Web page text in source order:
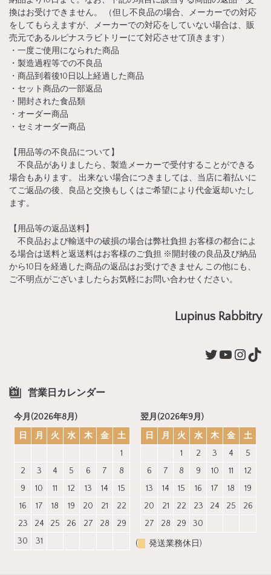
換はお受けできません。 （但し不良品の場合、メーカーでの対応
をしてもらえますが、メーカーでの対応をしていない場合は、販
売元であるルピナスラビトリーにて対応させて頂きます）
・一度ご使用になられた商品
・製造過程等での不良品
・商品到着後10日以上経過した商品
・セット商品の一部返品
・開封された食品類
・オーダー商品
・セミオーダー商品
【用品等の不良品について】
不良品がありましたら、製造メーカーで受付することができる
場合もあります。 出来ない場合につきましては、当店に着払いに
てご返品の後、良品と交換もしくはご希望により代金返却いたし
ます。
【用品等の返品送料】
不良品および輸送中の破損の場合は弊社負担 お客様の都合によ
る場合は送料と返送料はお客様のご負担 ※開封後の良品及び納品
から10日を経過した商品の返品はお受けできません この他にも、
ご不明点がございましたらお気軽にお問い合わせください。
Lupinus Rabbitry
Twitter
YouTube
営業日カレンダー
今月(2026年8月)
日
月 火 水 木 金
土
1
2
3 4 5 6 7
8
9
10 11 12 13 14
15
16
17 18 19 20 21
22
23
24 25 26 27 28
29
30
31
翌月(2026年9月)
日
月 火 水 木 金
土
1
2 3 4
5
6
7 8 9 10 11
12
13
14 15 16 17 18
19
20
21 22 23 24 25
26
27
28 29 30
( 発送業務休日)